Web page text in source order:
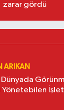
zarar gördü
ARIKAN
Yönetebilen